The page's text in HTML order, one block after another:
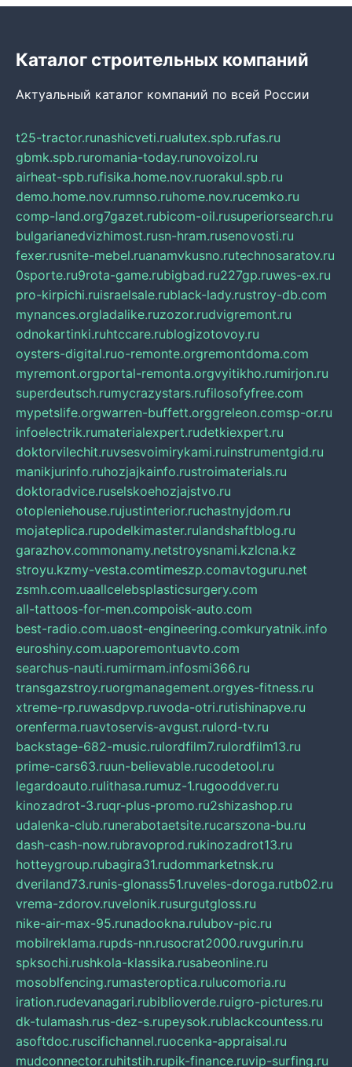
Каталог строительных компаний
Актуальный каталог компаний по всей России
t25-tractor.runashicveti.rualutex.spb.rufas.ru
gbmk.spb.ruromania-today.runovoizol.ru
airheat-spb.rufisika.home.nov.ruorakul.spb.ru
demo.home.nov.rumnso.ruhome.nov.rucemko.ru
comp-land.org7gazet.rubicom-oil.rusuperiorsearch.ru
bulgarianedvizhimost.rusn-hram.rusenovosti.ru
fexer.rusnite-mebel.ruanamvkusno.rutechnosaratov.ru
0sporte.ru9rota-game.rubigbad.ru227gp.ruwes-ex.ru
pro-kirpichi.ruisraelsale.rublack-lady.rustroy-db.com
mynances.orgladalike.ruzozor.rudvigremont.ru
odnokartinki.ruhtccare.rublogizotovoy.ru
oysters-digital.ruo-remonte.orgremontdoma.com
myremont.orgportal-remonta.orgvyitikho.rumirjon.ru
superdeutsch.rumycrazystars.rufilosofyfree.com
mypetslife.orgwarren-buffett.orggreleon.comsp-or.ru
infoelectrik.rumaterialexpert.rudetkiexpert.ru
doktorvilechit.ruvsesvoimirykami.ruinstrumentgid.ru
manikjurinfo.ruhozjajkainfo.rustroimaterials.ru
doktoradvice.ruselskoehozjajstvo.ru
otopleniehouse.rujustinterior.ruchastnyjdom.ru
mojateplica.rupodelkimaster.rulandshaftblog.ru
garazhov.commonamy.netstroysnami.kzlcna.kz
stroyu.kzmy-vesta.comtimeszp.comavtoguru.net
zsmh.com.uaallcelebsplasticsurgery.com
all-tattoos-for-men.compoisk-auto.com
best-radio.com.uaost-engineering.comkuryatnik.info
euroshiny.com.uaporemontuavto.com
searchus-nauti.rumirmam.infosmi366.ru
transgazstroy.ruorgmanagement.orgyes-fitness.ru
xtreme-rp.ruwasdpvp.ruvoda-otri.rutishinapve.ru
orenferma.ruavtoservis-avgust.rulord-tv.ru
backstage-682-music.rulordfilm7.rulordfilm13.ru
prime-cars63.ruun-believable.rucodetool.ru
legardoauto.rulithasa.rumuz-1.rugooddver.ru
kinozadrot-3.ruqr-plus-promo.ru2shizashop.ru
udalenka-club.runerabotaetsite.rucarszona-bu.ru
dash-cash-now.rubravoprod.rukinozadrot13.ru
hotteygroup.rubagira31.rudommarketnsk.ru
dveriland73.runis-glonass51.ruveles-doroga.rutb02.ru
vrema-zdorov.ruvelonik.rusurgutgloss.ru
nike-air-max-95.runadookna.rulubov-pic.ru
mobilreklama.rupds-nn.rusocrat2000.ruvgurin.ru
spksochi.rushkola-klassika.rusabeonline.ru
mosoblfencing.rumasteroptica.rulucomoria.ru
iration.rudevanagari.rubiblioverde.ruigro-pictures.ru
dk-tulamash.rus-dez-s.rupeysok.rublackcountess.ru
asoftdoc.ruscifichannel.ruocenka-appraisal.ru
mudconnector.ruhitstih.rupik-finance.ruvip-surfing.ru